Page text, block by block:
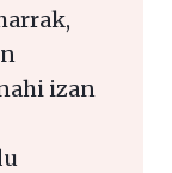
izan